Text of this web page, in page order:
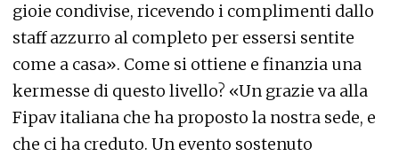
gioie condivise, ricevendo i complimenti dallo
staff azzurro al completo per essersi sentite
come a casa». Come si ottiene e finanzia una
kermesse di questo livello? «Un grazie va alla
Fipav italiana che ha proposto la nostra sede, e
che ci ha creduto. Un evento sostenuto